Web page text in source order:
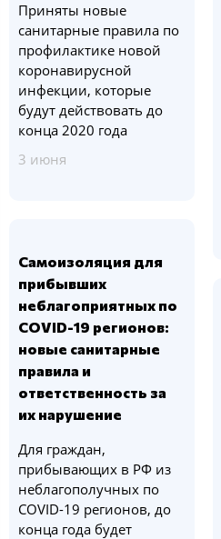
Приняты новые
санитарные правила по
профилактике новой
коронавирусной
инфекции, которые
будут действовать до
конца 2020 года
3 июня
Самоизоляция для
прибывших
неблагоприятных по
COVID-19 регионов:
новые санитарные
правила и
ответственность за
их нарушение
Для граждан,
прибывающих в РФ из
неблагополучных по
COVID-19 регионов, до
конца года будет